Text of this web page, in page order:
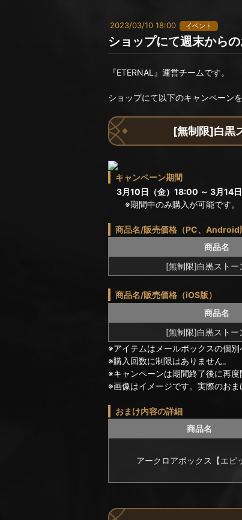
2023/03/10 18:00 イベント
ショップにて週末から
『ETERNAL』運営チームです。
ショップにて以下のキャンペーン
[無制限]白黒
キャンペーン期間
3月10日（金）18:00 ～ 3月14
※期間中のみ購入が可能です。
商品名/販売価格（PC、Android
商品名
[無制限]白黒ストー
商品名/販売価格（iOS版）
商品名
[無制限]白黒スト
※アイテムはメールボックスの個別
※購入回数に制限はありません。
※キャンペーンは期間終了後に再度
※画像はイメージです。実際のおま
おまけ内容の詳細
商品名
アークロアボックス【エピ